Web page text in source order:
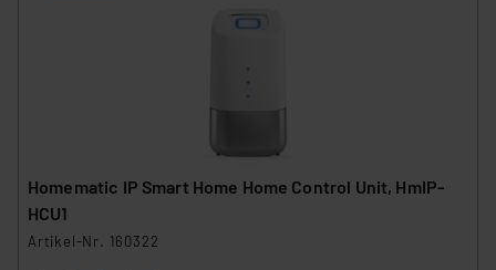
Homematic IP Smart Home Home Control Unit, HmIP-
HCU1
Artikel-Nr. 160322